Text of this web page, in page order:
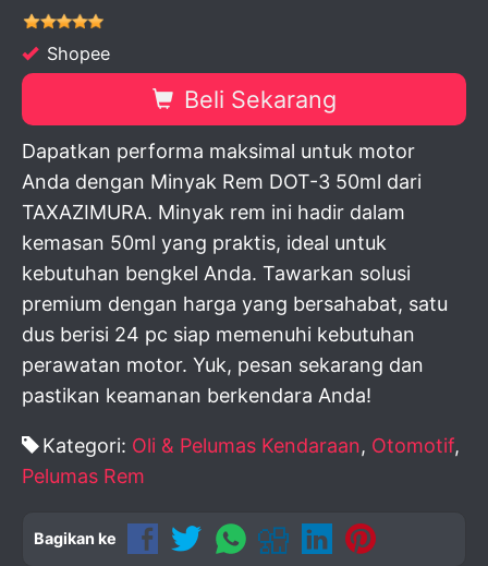
Shopee
Beli Sekarang
Dapatkan performa maksimal untuk motor
Anda dengan Minyak Rem DOT-3 50ml dari
TAXAZIMURA. Minyak rem ini hadir dalam
kemasan 50ml yang praktis, ideal untuk
kebutuhan bengkel Anda. Tawarkan solusi
premium dengan harga yang bersahabat, satu
dus berisi 24 pc siap memenuhi kebutuhan
perawatan motor. Yuk, pesan sekarang dan
pastikan keamanan berkendara Anda!
Kategori: Oli & Pelumas Kendaraan, Otomotif,
Pelumas Rem
Bagikan ke